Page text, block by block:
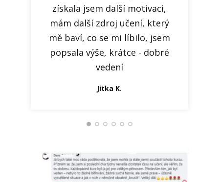
získala jsem další motivaci,
mám další zdroj učení, který
mě baví, co se mi líbilo, jsem
popsala výše, krátce - dobré
vedení
Jitka K.
Dana Cabalová
Jana V.
Zuzana S.